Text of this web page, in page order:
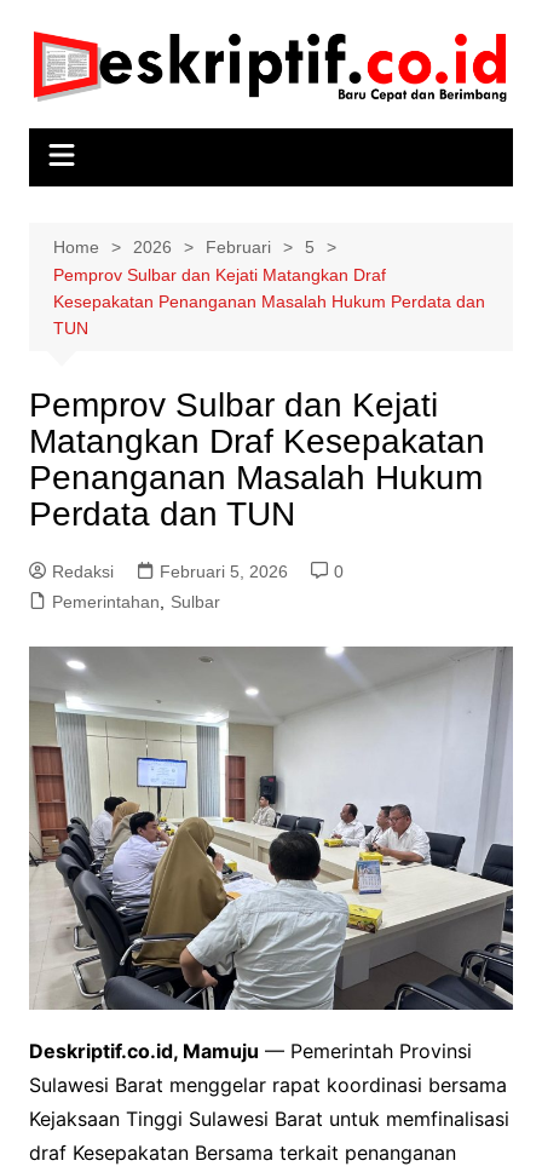
content
Home 2026 Februari
5
Pemprov Sulbar dan Kejati Matangkan Draf
Kesepakatan Penanganan Masalah Hukum Perdata dan
TUN
Pemprov Sulbar dan Kejati
Matangkan Draf Kesepakatan
Penanganan Masalah Hukum
Perdata dan TUN
Redaksi Februari 5, 2026
0
Pemerintahan
Sulbar
Deskriptif.co.id, Mamuju — Pemerintah Provinsi
Sulawesi Barat menggelar rapat koordinasi bersama
Kejaksaan Tinggi Sulawesi Barat untuk memfinalisasi
draf Kesepakatan Bersama terkait penanganan